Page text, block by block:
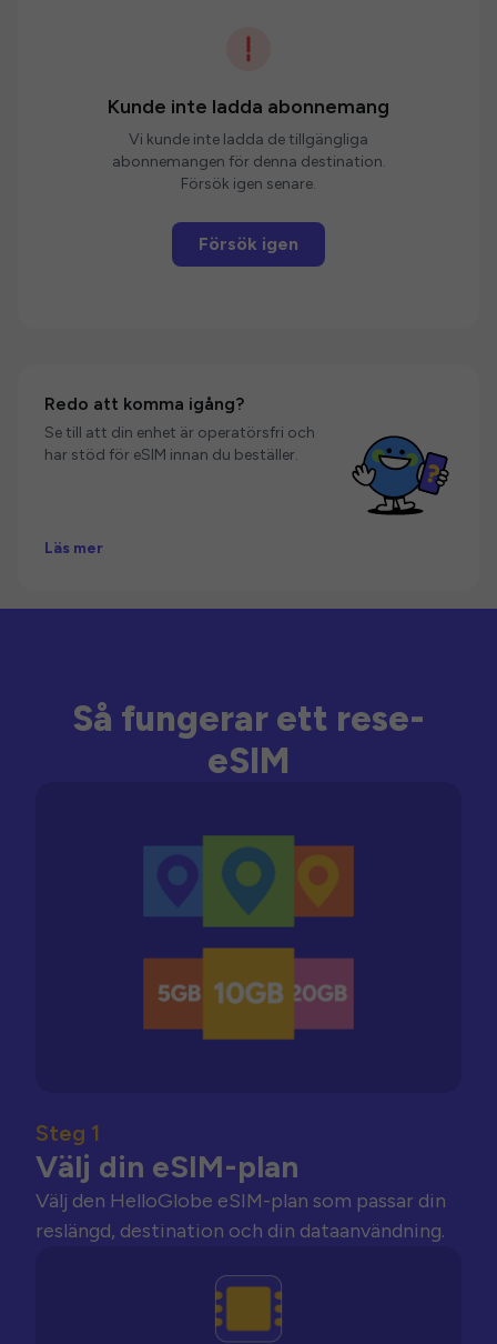
Kunde inte ladda abonnemang
Vi kunde inte ladda de tillgängliga
abonnemangen för denna destination.
Försök igen senare.
Försök igen
Redo att komma igång?
Se till att din enhet är operatörsfri och
har stöd för eSIM innan du beställer.
Läs mer
Så fungerar ett rese-
eSIM
Steg 1
Välj din eSIM-plan
Välj den HelloGlobe eSIM-plan som passar din
reslängd, destination och din dataanvändning.